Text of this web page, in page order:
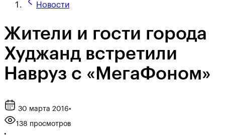
Новости
Жители и гости города
Худжанд встретили
Навруз с «МегаФоном»
30 марта 2016•
138 просмотров
•